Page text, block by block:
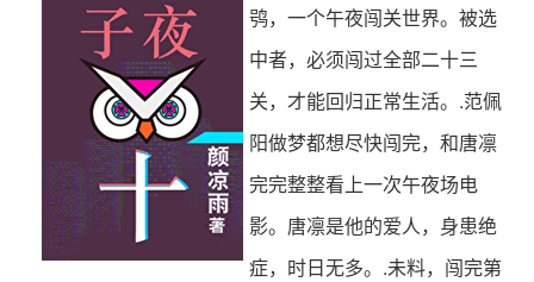
鸮，一个午夜闯关世界。被选
中者，必须闯过全部二十三
关，才能回归正常生活。.范佩
阳做梦都想尽快闯完，和唐凛
完完整整看上一次午夜场电
影。唐凛是他的爱人，身患绝
症，时日无多。.未料，闯完第